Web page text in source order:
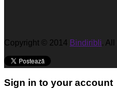
Copyright © 2014 Bindiribli.
Sign in to your account